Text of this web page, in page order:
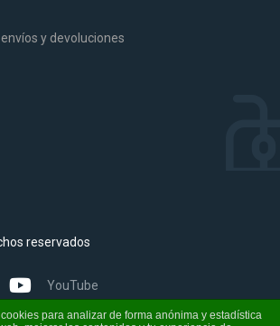
y devoluciones
reservados
YouTube
para analizar de forma anónima y estadística